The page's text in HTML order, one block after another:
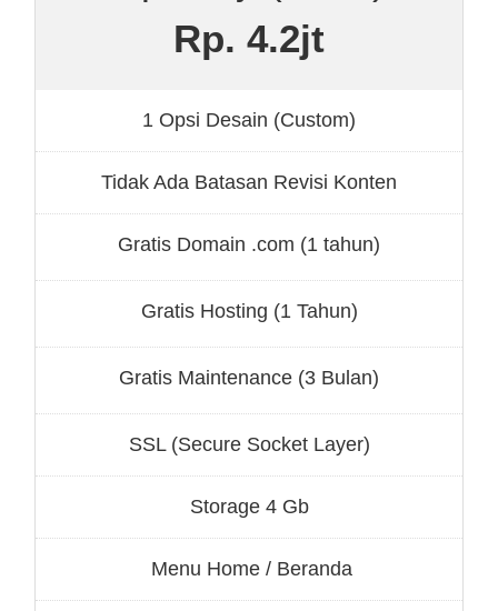
Rp. 4.2jt
1 Opsi Desain (Custom)
Tidak Ada Batasan Revisi Konten
Gratis Domain .com (1 tahun)
Gratis Hosting (1 Tahun)
Gratis Maintenance (3 Bulan)
SSL (Secure Socket Layer)
Storage 4 Gb
Menu Home / Beranda